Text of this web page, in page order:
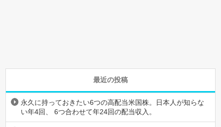
最近の投稿
永久に持っておきたい6つの高配当米国株。日本人が知らな
い年4回、 6つ合わせて年24回の配当収入。